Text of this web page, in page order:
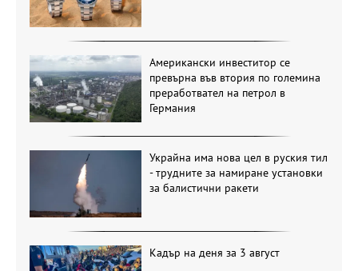
Американски инвеститор се
превърна във втория по големина
преработвател на петрол в
Германия
Украйна има нова цел в руския тил
- трудните за намиране установки
за балистични ракети
Кадър на деня за 3 август